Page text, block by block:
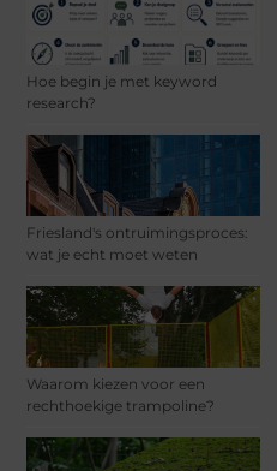
Hoe begin je met keyword
research?
Friesland's ontruimingsproces:
wat je echt moet weten
Waarom kiezen voor een
rechthoekige trampoline?